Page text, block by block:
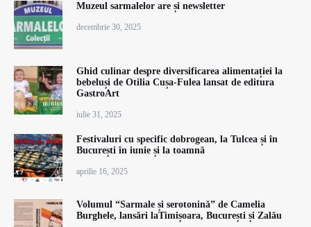
Muzeul sarmalelor are și newsletter
decembrie 30, 2025
Ghid culinar despre diversificarea alimentației la
bebeluși de Otilia Cușa-Fulea lansat de editura
GastroArt
iulie 31, 2025
Festivaluri cu specific dobrogean, la Tulcea și în
București în iunie și la toamnă
aprilie 16, 2025
Volumul “Sarmale și serotonină” de Camelia
Burghele, lansări laTimișoara, București și Zalău